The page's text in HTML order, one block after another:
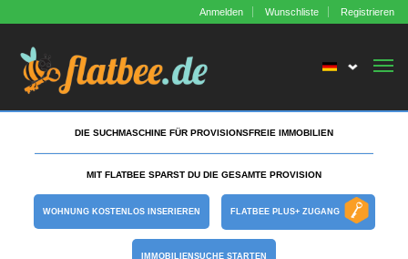
Anmelden Wunschliste Registrieren
DIE SUCHMASCHINE FÜR PROVISIONSFREIE IMMOBILIEN
MIT FLATBEE SPARST DU DIE GESAMTE PROVISION
WOHNUNG KOSTENLOS INSERIEREN FLATBEE PLUS+ ZUGANG
IMMOBILIENSUCHE STARTEN
Immobiliensuche
Kostenlos inserieren
GRUNDSTÜCK/
LAND